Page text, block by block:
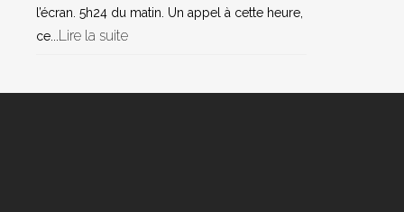
l’écran. 5h24 du matin. Un appel à cette heure,
ce... Lire la suite